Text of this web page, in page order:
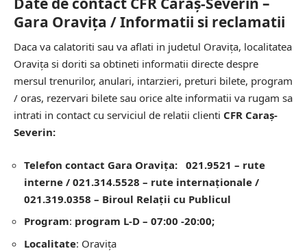
Gara Oravița / Informatii si reclamatii
Daca va calatoriti sau va aflati in judetul Oravița, localitatea
Oravița si doriti sa obtineti informatii directe despre
mersul trenurilor, anulari, intarzieri, preturi bilete, program
/ oras, rezervari bilete sau orice alte informatii va rugam sa
intrati in contact cu serviciul de relatii clienti CFR Caraș-
Severin:
Telefon contact Gara Oravița: 021.9521 – rute
interne / 021.314.5528 – rute internaționale /
021.319.0358 – Biroul Relaţii cu Publicul
Program: program L-D – 07:00 -20:00;
Localitate: Oravița